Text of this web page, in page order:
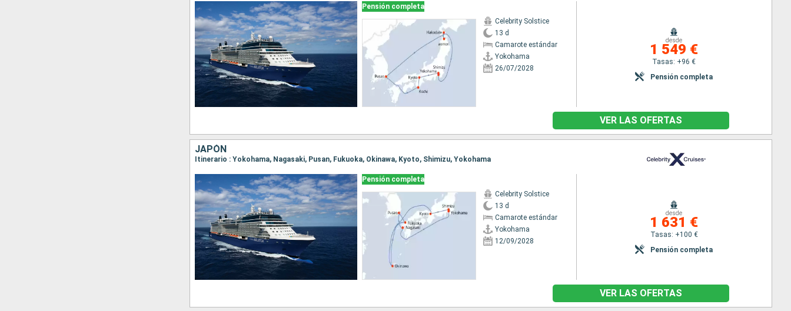
Pensión completa
Celebrity Solstice
13 d
Camarote estándar
Yokohama
26/07/2028
desde
1 549 €
Tasas: +96 €
Pensión completa
VER LAS OFERTAS
JAPÓN
Itinerario : Yokohama, Nagasaki, Pusan, Fukuoka, Okinawa, Kyoto, Shimizu, Yokohama
Pensión completa
Celebrity Solstice
13 d
Camarote estándar
Yokohama
12/09/2028
desde
1 631 €
Tasas: +100 €
Pensión completa
VER LAS OFERTAS